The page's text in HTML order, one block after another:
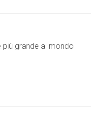
grande al mondo